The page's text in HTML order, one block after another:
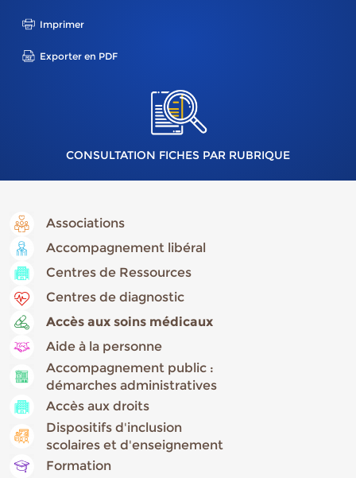
Imprimer
Exporter en PDF
CONSULTATION FICHES PAR RUBRIQUE
Associations
Accompagnement libéral
Centres de Ressources
Centres de diagnostic
Accès aux soins médicaux
Aide à la personne
Accompagnement public :
démarches administratives
Accès aux droits
Dispositifs d'inclusion
scolaires et d'enseignement
Formation